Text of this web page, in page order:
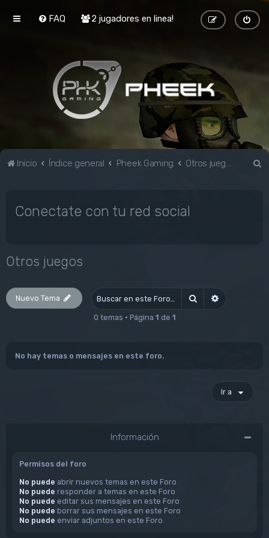
FAQ 2 jugadores en linea!
Inicio Índice general Pheek Gaming Otros juegos
Conectate con tu red social
Otros juegos
Nuevo Tema Buscar Búsqueda
0 temas • Página 1 de 1
No hay temas o mensajes en este foro.
Ir a
Información
Permisos del foro
No puede abrir nuevos temas en este Foro
No puede responder a temas en este Foro
No puede editar sus mensajes en este Foro
No puede borrar sus mensajes en este Foro
No puede enviar adjuntos en este Foro